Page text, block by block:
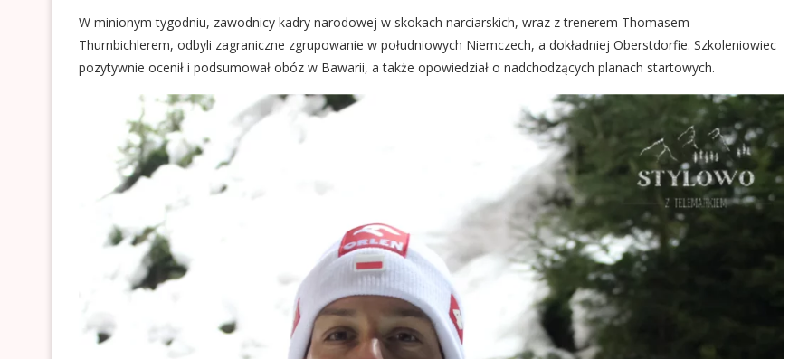
W minionym tygodniu, zawodnicy kadry narodowej w skokach narciarskich, wraz z trenerem Thomasem
Thurnbichlerem, odbyli zagraniczne zgrupowanie w południowych Niemczech, a dokładniej Oberstdorfie. Szkoleniowiec
pozytywnie ocenił i podsumował obóz w Bawarii, a także opowiedział o nadchodzących planach startowych.